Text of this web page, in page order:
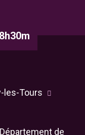
les-Tours
de